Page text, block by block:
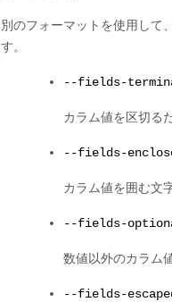
別のフォーマットを使用して
す。
--fields-
カラム値を区切る
--fields-
カラム値を囲む文
--fields-
数値以外のカラム
--fields-